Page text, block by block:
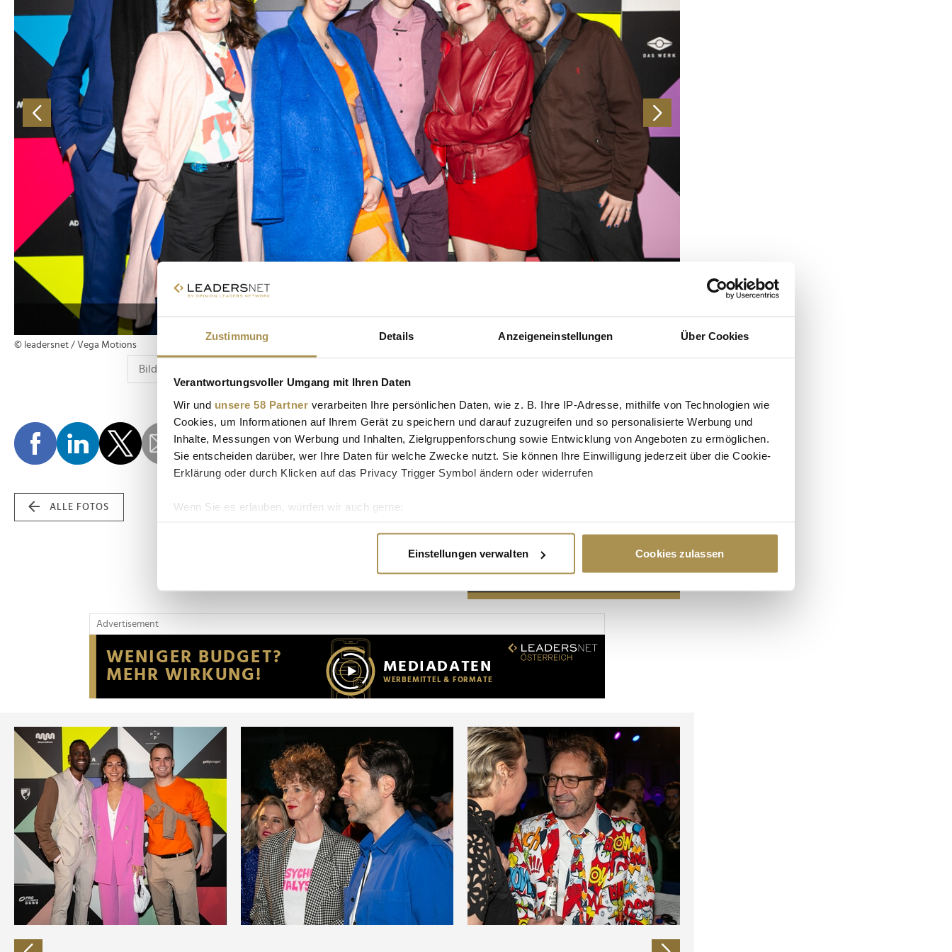
Zustimmung Details Anzeigeneinstellungen Über Cookies
Verantwortungsvoller Umgang mit Ihren Daten
Wir und unsere 58 Partner verarbeiten Ihre persönlichen Daten, wie z. B. Ihre IP-Adresse, mithilfe von Technologien wie
Cookies, um Informationen auf Ihrem Gerät zu speichern und darauf zuzugreifen und so personalisierte Werbung und
Inhalte, Messungen von Werbung und Inhalten, Zielgruppenforschung sowie Entwicklung von Angeboten zu ermöglichen.
Sie entscheiden darüber, wer Ihre Daten für welche Zwecke nutzt. Sie können Ihre Einwilligung jederzeit über die Cookie-
Erklärung oder durch Klicken auf das Privacy Trigger Symbol ändern oder widerrufen
Wenn Sie es erlauben, würden wir auch gerne:
Erfahren Sie mehr darüber, wie Ihre persönlichen Daten verarbeitet werden, und legen Sie Ihre Präferenzen im
Wir verwenden Cookies, um Inhalte und Anzeigen zu personalisieren, Funktionen für soziale Medien anbieten zu können
Website an unsere Partner für soziale Medien, Werbung und Analysen weiter. Unsere Partner führen diese Informationen
möglicherweise mit weiteren Daten zusammen, die Sie ihnen bereitgestellt haben oder die sie im Rahmen Ihrer Nutzung
der Dienste gesammelt haben.
Einstellungen verwalten Cookies zulassen
© leadersnet / Vega Motions
ALLE FOTOS
Advertisement
Advertisement